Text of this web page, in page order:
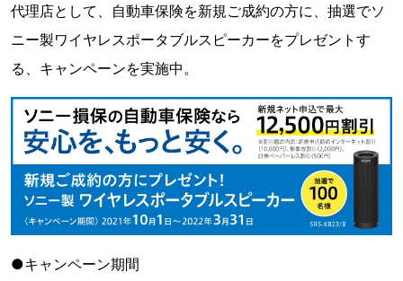
代理店として、自動車保険を新規ご成約の方に、抽選でソ
ニー製ワイヤレスポータブルスピーカーをプレゼントす
る、キャンペーンを実施中。
●キャンペーン期間